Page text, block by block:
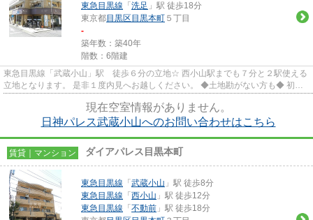
東急目黒線 「 洗足 」駅 徒歩18分
東京都目黒区 目黒本町 ５丁目
-
築年数：築40年
階数：6階建
東急目黒線「武蔵小山」駅 徒歩６分の立地☆ 西小山駅までも７分と２駅使える
立地となります。 是非１度内見へお越しください。 ◆土地勘がない方も◆ 初め
現在空室情報がありません。
日神パレス武蔵小山へのお問い合わせはこちら
賃貸｜マンション ダイアパレス目黒本町
東急目黒線 「 武蔵小山 」駅 徒歩8分
東急目黒線 「 西小山 」駅 徒歩12分
東急目黒線 「 不動前 」駅 徒歩18分